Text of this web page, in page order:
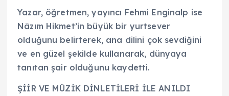
Yazar, öğretmen, yayıncı Fehmi Enginalp ise
Nâzım Hikmet’in büyük bir yurtsever
olduğunu belirterek, ana dilini çok sevdiğini
ve en güzel şekilde kullanarak, dünyaya
tanıtan şair olduğunu kaydetti.
ŞİİR VE MÜZİK DİNLETİLERİ İLE ANILDI